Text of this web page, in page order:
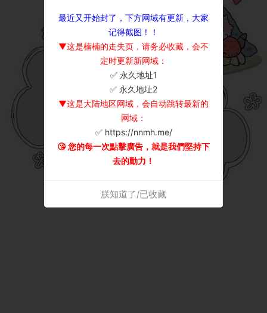
最近又开始封了，下方网域有更新，大家
记得截图！！
▼这是楠楠的走失页，请务必收藏，会不
定时更新新网域：
✅ 永久地址1
✅ 永久地址2
▼这是大陆地区网域，会自动跳转最新的
网域：
✅ https://nnmh.me/
😘 您的每一次點擊廣告，就是我們堅持下
去的動力！
朕知道了/已收藏